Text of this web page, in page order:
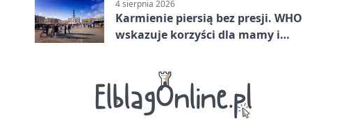
4 sierpnia 2026
Karmienie piersią bez presji. WHO
wskazuje korzyści dla mamy i